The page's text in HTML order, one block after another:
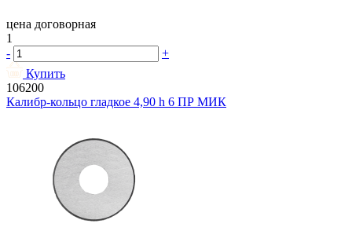
цена договорная
1
-
+
Купить
106200
Калибр-кольцо гладкое 4,90 h 6 ПР МИК